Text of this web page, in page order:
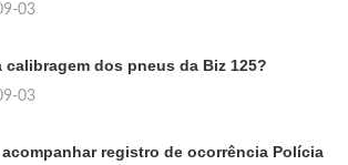
03
calibragem dos pneus da Biz 125?
03
acompanhar registro de ocorrência Polícia